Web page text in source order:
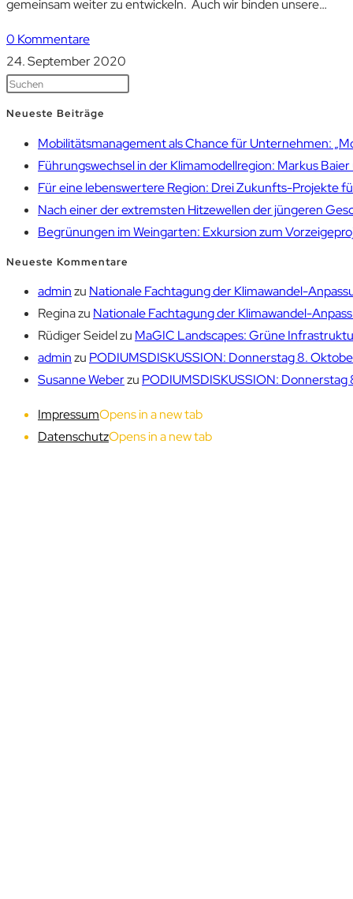
gemeinsam weiter zu entwickeln. Auch wir binden unsere…
0 Kommentare
24. September 2020
Neueste Beiträge
Mobilitätsmanagement als Chance für Unternehmen:
Führungswechsel in der Klimamodellregion: Markus
Für eine lebenswertere Region: Drei Zukunfts-Projekte
Nach einer der extremsten Hitzewellen der jüngeren
Begrünungen im Weingarten: Exkursion zum
Neueste Kommentare
adminzu Nationale Fachtagung der Klimawandel-
Reginazu Nationale Fachtagung der Klimawandel-
Rüdiger Seidelzu MaGIC Landscapes: Grüne
adminzu PODIUMSDISKUSSION: Donnerstag 8.
Susanne Weberzu PODIUMSDISKUSSION: Donnerstag
ImpressumOpens in a new tab
DatenschutzOpens in a new tab